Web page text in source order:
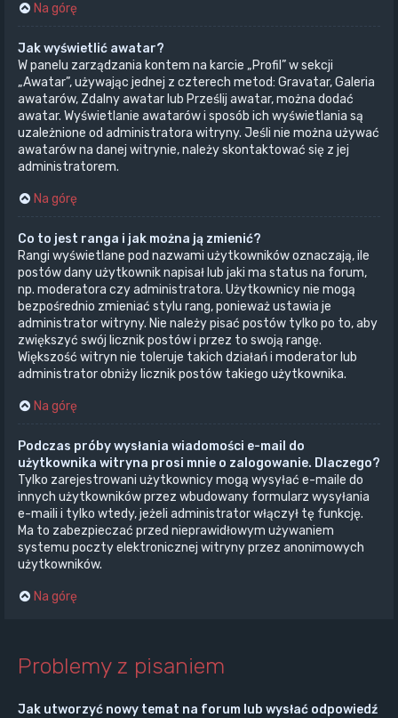
Na górę
Jak wyświetlić awatar?
W panelu zarządzania kontem na karcie „Profil” w sekcji
„Awatar”, używając jednej z czterech metod: Gravatar, Galeria
awatarów, Zdalny awatar lub Prześlij awatar, można dodać
awatar. Wyświetlanie awatarów i sposób ich wyświetlania są
uzależnione od administratora witryny. Jeśli nie można używać
awatarów na danej witrynie, należy skontaktować się z jej
administratorem.
Na górę
Co to jest ranga i jak można ją zmienić?
Rangi wyświetlane pod nazwami użytkowników oznaczają, ile
postów dany użytkownik napisał lub jaki ma status na forum,
np. moderatora czy administratora. Użytkownicy nie mogą
bezpośrednio zmieniać stylu rang, ponieważ ustawia je
administrator witryny. Nie należy pisać postów tylko po to, aby
zwiększyć swój licznik postów i przez to swoją rangę.
Większość witryn nie toleruje takich działań i moderator lub
administrator obniży licznik postów takiego użytkownika.
Na górę
Podczas próby wysłania wiadomości e-mail do
użytkownika witryna prosi mnie o zalogowanie. Dlaczego?
Tylko zarejestrowani użytkownicy mogą wysyłać e-maile do
innych użytkowników przez wbudowany formularz wysyłania
e-maili i tylko wtedy, jeżeli administrator włączył tę funkcję.
Ma to zabezpieczać przed nieprawidłowym używaniem
systemu poczty elektronicznej witryny przez anonimowych
użytkowników.
Na górę
Problemy z pisaniem
Jak utworzyć nowy temat na forum lub wysłać odpowiedź